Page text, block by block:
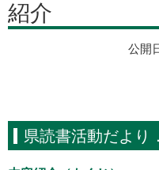
紹介
公開
県読書活動だより